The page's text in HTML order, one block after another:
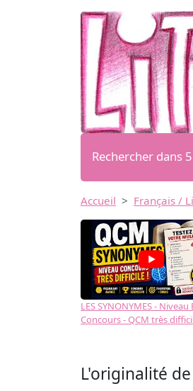
Rechercher dans
Accueil Français /
LES SYNONYMES -
Concours - QCM très
L'originalité